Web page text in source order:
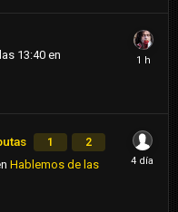
13:40 en
1 2
Hablemos de las